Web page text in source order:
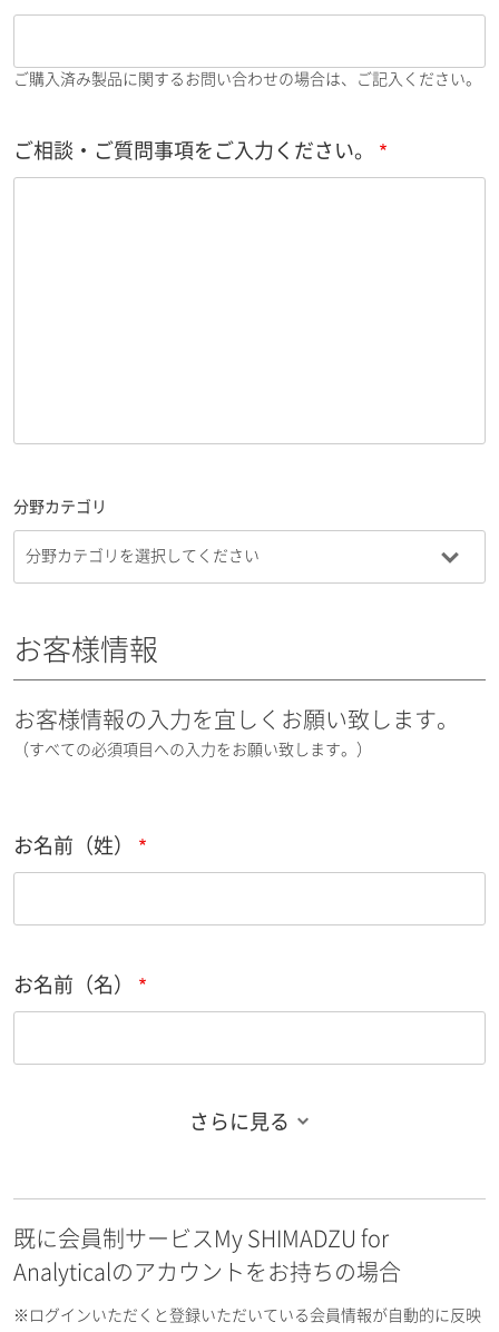
ご購入済み製品に関するお問い合わせの場合は、ご記入ください。
ご相談・ご質問事項をご入力ください。
分野カテゴリ
お客様情報
お客様情報の入力を宜しくお願い致します。
（すべての必須項目への入力をお願い致します。）
お名前（姓）
お名前（名）
お名前フリガナ（名）
さらに見る
既に会員制サービスMy SHIMADZU for
Analyticalのアカウントをお持ちの場合
※ログインいただくと登録いただいている会員情報が自動的に反映